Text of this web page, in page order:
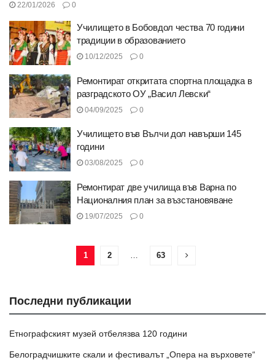
22/01/2026 0
Училището в Бобовдол чества 70 години
традиции в образованието
10/12/2025 0
Ремонтират откритата спортна площадка в
разградското ОУ „Васил Левски“
04/09/2025 0
Училището във Вълчи дол навърши 145
години
03/08/2025 0
Ремонтират две училища във Варна по
Националния план за възстановяване
19/07/2025 0
1 2 … 63
Последни публикации
Етнографският музей отбелязва 120 години
Белоградчишките скали и фестивалът „Опера на върховете“